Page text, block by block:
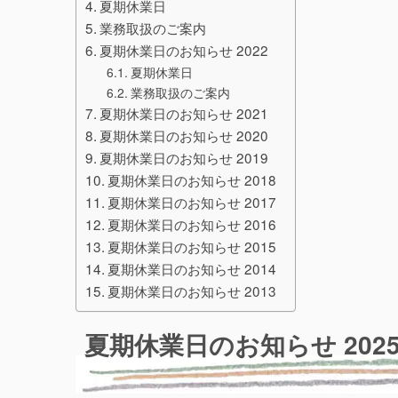
夏期休業日
業務取扱のご案内
夏期休業日のお知らせ 2022
夏期休業日
業務取扱のご案内
夏期休業日のお知らせ 2021
夏期休業日のお知らせ 2020
夏期休業日のお知らせ 2019
夏期休業日のお知らせ 2018
夏期休業日のお知らせ 2017
夏期休業日のお知らせ 2016
夏期休業日のお知らせ 2015
夏期休業日のお知らせ 2014
夏期休業日のお知らせ 2013
夏期休業日のお知らせ